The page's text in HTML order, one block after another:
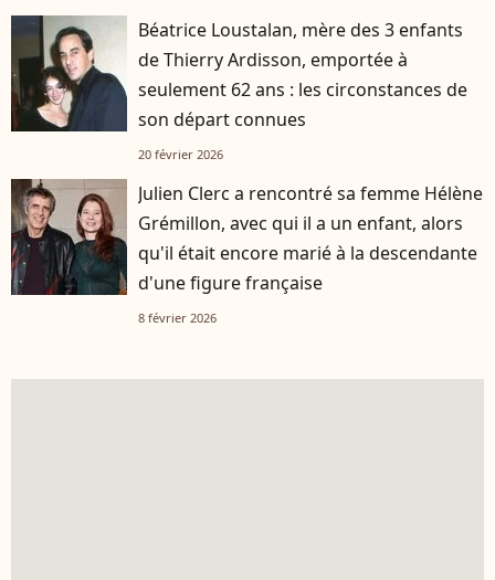
Béatrice Loustalan, mère des 3 enfants
de Thierry Ardisson, emportée à
seulement 62 ans : les circonstances de
son départ connues
20 février 2026
Julien Clerc a rencontré sa femme Hélène
Grémillon, avec qui il a un enfant, alors
qu'il était encore marié à la descendante
d'une figure française
8 février 2026